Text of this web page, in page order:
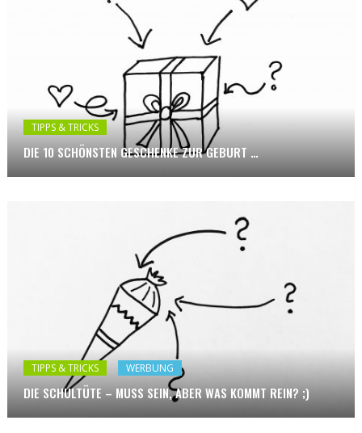
TIPPS & TRICKS
DIE 10 SCHÖNSTEN GESCHENKE ZUR GEBURT …
TIPPS & TRICKS WERBUNG
DIE SCHULTÜTE – MUSS SEIN, ABER WAS KOMMT REIN? ;)